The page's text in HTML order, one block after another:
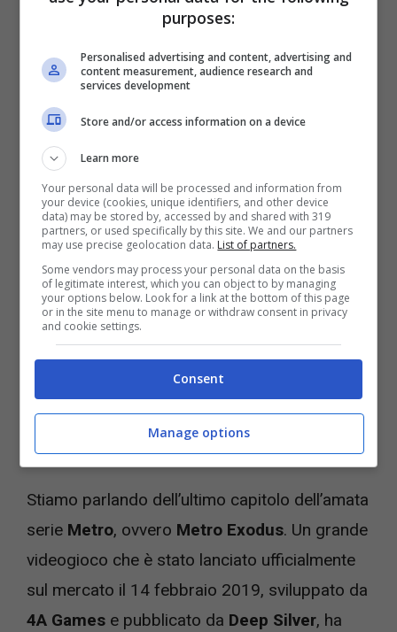
riguarda il mondo dei videogiochi. Si tratta
infatti di un prodotto curato praticamente in
ogni suo dettaglio e in ogni suo aspetto, con
la possibilità di farvi immergere in un
veramente molto particolare.
Oggi potete comprare Metro Exodus a meno di 6 euro –
Videogiochi.com
Stiamo parlando dell’ultimo capitolo dell’amata
serie Metro, ovvero Metro Exodus. Un grande
videogioco che è stato lanciato ufficialmente
sul mercato il 14 febbraio 2019, sviluppato da
4A Games e pubblicato da Deep Silver, ha
purposes:
Personalised advertising and content, advertising and
content measurement, audience research and
services development
Store and/or access information on a device
Learn more
Your personal data will be processed and information from
your device (cookies, unique identifiers, and other device
data) may be stored by, accessed by and shared with 319
partners, or used specifically by this site. We and our partners
may use precise geolocation data. List of partners.
Some vendors may process your personal data on the basis
of legitimate interest, which you can object to by managing
your options below. Look for a link at the bottom of this page
or in the site menu to manage or withdraw consent in privacy
and cookie settings.
Consent
Manage options